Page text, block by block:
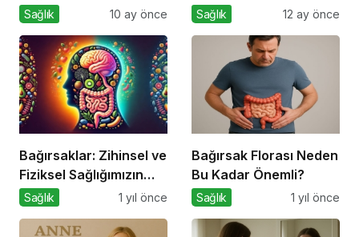
Takıntısı
Sağlık 10 ay önce Sağlık 12 ay önce
Bağırsaklar: Zihinsel ve
Fiziksel Sağlığımızın
Gizli Yöneticisi!
Sağlık 1 yıl önce
Bağırsak Florası Neden
Bu Kadar Önemli?
Sağlık 1 yıl önce